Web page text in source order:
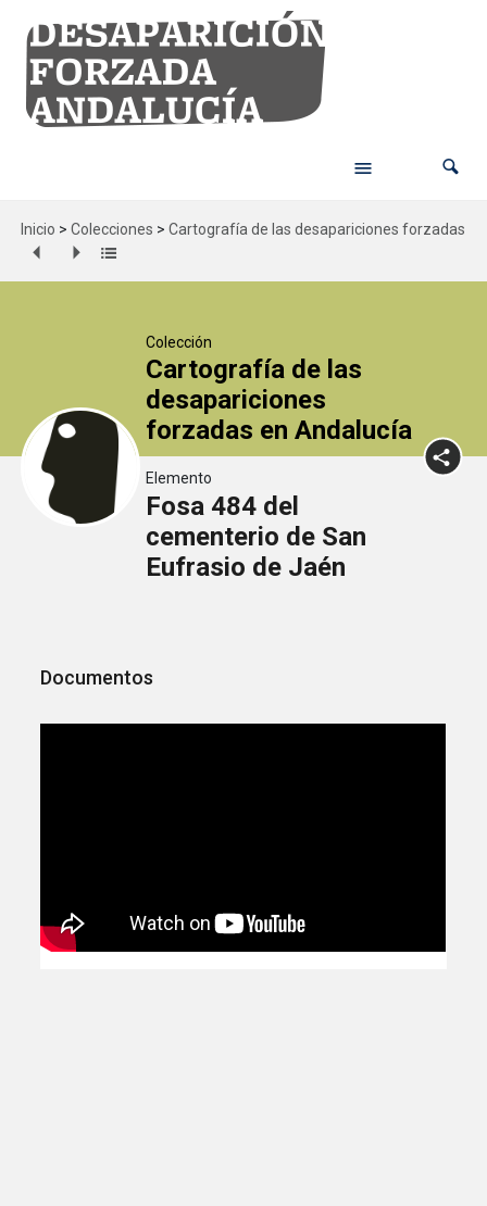
Inicio > Colecciones > Cartografía de las desapariciones forzadas
Colección
Cartografía de las
desapariciones
forzadas en Andalucía
Elemento
Fosa 484 del
cementerio de San
Eufrasio de Jaén
Documentos